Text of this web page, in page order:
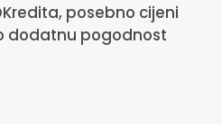
posebno cijeni
dodatnu pogodnost